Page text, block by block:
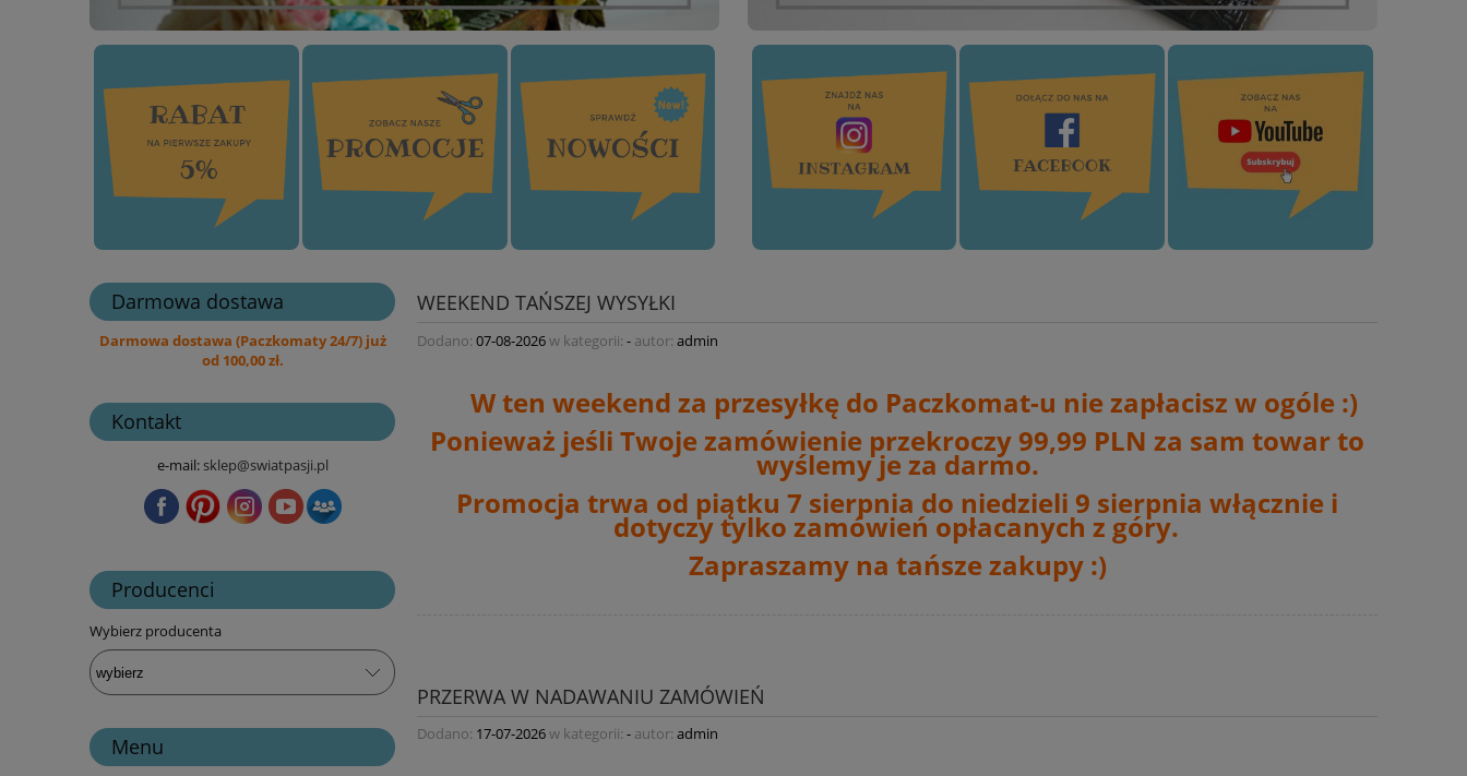
Darmowa dostawa
Darmowa dostawa (Paczkomaty 24/7) już
od 100,00 zł.
Kontakt
e-mail:sklep@swiatpasji.pl
Producenci
Wybierz producenta
Menu
WEEKEND TAŃSZEJ WYSYŁKI
Dodano: 07-08-2026w kategorii: - autor: admin
W ten weekend za przesyłkę do Paczkomat-u nie zapłacisz w ogóle :)
Ponieważ jeśli Twoje zamówienie przekroczy 99,99 PLN za sam towar to
wyślemy je za darmo.
Promocja trwa od piątku 7 sierpnia do niedzieli 9 sierpnia włącznie i
dotyczy tylko zamówień opłacanych z góry.
Zapraszamy na tańsze zakupy :)
PRZERWA W NADAWANIU ZAMÓWIEŃ
Dodano: 17-07-2026w kategorii: - autor: admin